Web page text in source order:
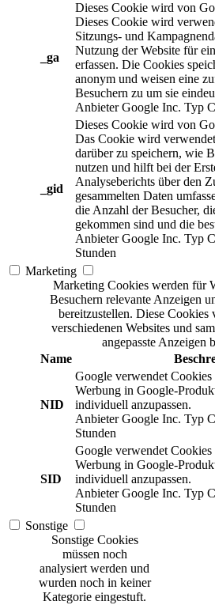
_ga
Dieses Cookie wird von
Dieses Cookie wird
Sitzungs- und
Nutzung der Website für
erfassen. Die Cookies
anonym und weisen eine
Besuchern zu um sie
Anbieter Google Inc. Typ
_gid
Dieses Cookie wird von
Das Cookie wird
darüber zu speichern, wie
nutzen und hilft bei der
Analyseberichts über den
gesammelten Daten
die Anzahl der Besucher,
gekommen sind und die
Anbieter Google Inc. Typ
Stunden
Marketing
Marketing Cookies werden für
Besuchern relevante Anzeigen
bereitzustellen. Diese Cookies
verschiedenen Websites und
angepasste Anzeigen
Name
NID
Google verwendet
Werbung in Google-
individuell anzupassen.
Anbieter Google Inc. Typ
Stunden
SID
Google verwendet
Werbung in Google-
individuell anzupassen.
Anbieter Google Inc. Typ
Stunden
Sonstige
Sonstige Cookies
müssen noch
analysiert werden und
wurden noch in keiner
Kategorie eingestuft.